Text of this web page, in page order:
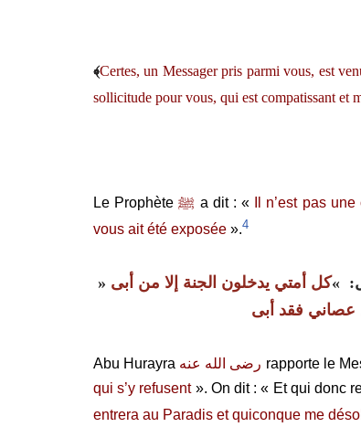
﴾Certes, un Messager pris parmi vous, est
sollicitude pour vous, qui est compatissant et
Le Prophèteﷺ a dit : «
Il n’est pas
vous ait été exposée ».4
:‏ ‏ »كل أمتي يدخلون الجنة إلا من أبى « ‏
عصاني فقد أبى
Abu Hurayra رضى الله عنه rapporte le
qui s’y refusent ». On dit : « Et qui donc
entrera au Paradis et quiconque me